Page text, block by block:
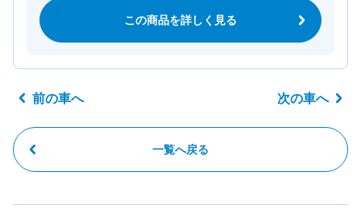
この商品を詳しく見る
前の車へ
一覧へ戻る
次の車へ